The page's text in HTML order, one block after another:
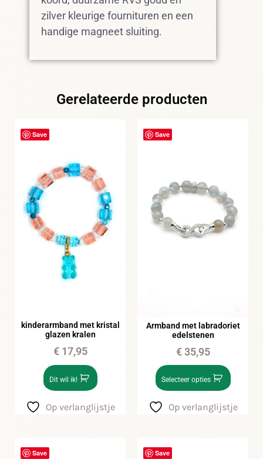
zilver kleurige fournituren en een
handige magneet sluiting.
Gerelateerde producten
Save
kinderarmband met kristal
glazen kralen
€17,95
Dit wil ik!
Op verlanglijstje
Save
Armband met labradoriet
edelstenen
€35,95
Selecteer opties
Op verlanglijstje
Save Save